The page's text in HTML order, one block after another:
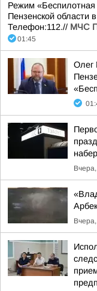
Режим «Беспилотная
Пензенской области
Телефон:112.// МЧС
01:45
Олег